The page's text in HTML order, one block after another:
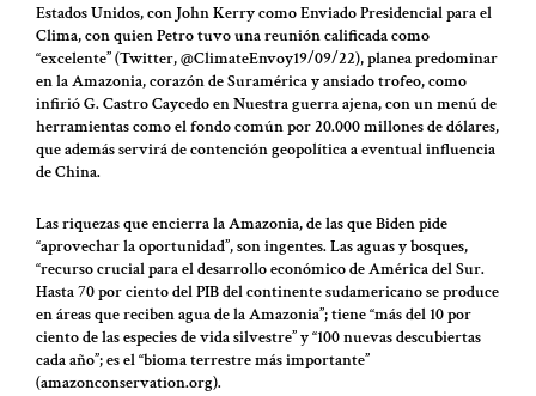
Estados Unidos, con John Kerry como Enviado Presidencial para el
Clima, con quien Petro tuvo una reunión calificada como
“excelente” (Twitter, @ClimateEnvoy19/09/22), planea predominar
en la Amazonia, corazón de Suramérica y ansiado trofeo, como
infirió G. Castro Caycedo en Nuestra guerra ajena, con un menú de
herramientas como el fondo común por 20.000 millones de dólares,
que además servirá de contención geopolítica a eventual influencia
de China.
Las riquezas que encierra la Amazonia, de las que Biden pide
“aprovechar la oportunidad”, son ingentes. Las aguas y bosques,
“recurso crucial para el desarrollo económico de América del Sur.
Hasta 70 por ciento del PIB del continente sudamericano se produce
en áreas que reciben agua de la Amazonia”; tiene “más del 10 por
ciento de las especies de vida silvestre” y “100 nuevas descubiertas
cada año”; es el “bioma terrestre más importante”
(amazonconservation.org).